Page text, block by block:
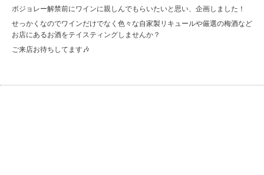
ボジョレー解禁前にワインに親しんでもらいたいと思い、企画しました！
せっかくなのでワインだけでなく色々な自家製リキュールや厳選の梅酒など
お店にあるお酒をテイスティングしませんか？
ご来店お待ちしてます🎶